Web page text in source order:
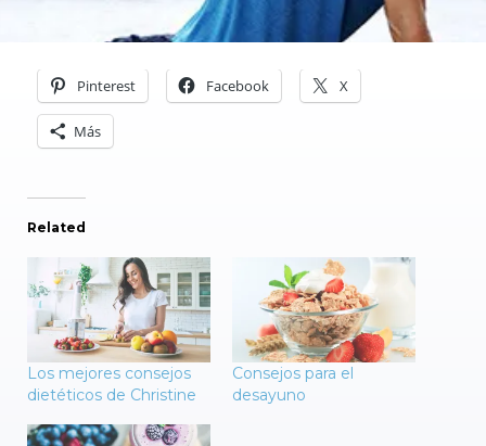
Pinterest Facebook X
Más
Related
Los mejores consejos
dietéticos de Christine
Consejos para el
desayuno